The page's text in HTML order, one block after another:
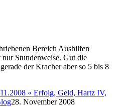
Bereich Aushilfen
nur Stundenweise. Gut die
der Kracher aber so 5 bis 8
« Erfolg, Geld, Hartz IV,
28. November 2008